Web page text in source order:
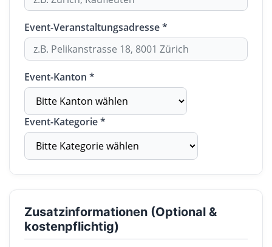
Event-Veranstaltungsadresse *
Event-Kanton *
Event-Kategorie *
Zusatzinformationen (Optional &
kostenpflichtig)